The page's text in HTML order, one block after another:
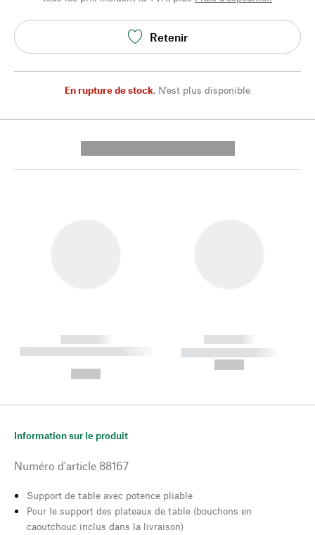
Retenir
En rupture de stock, N'est plus disponible
------------
----------- ----------- --------
------------
----------- -----------
Information sur le produit
Numéro d'article 88167
Support de table avec potence pliable
Pour le support des plateaux de table (bouchons en
caoutchouc inclus dans la livraison)